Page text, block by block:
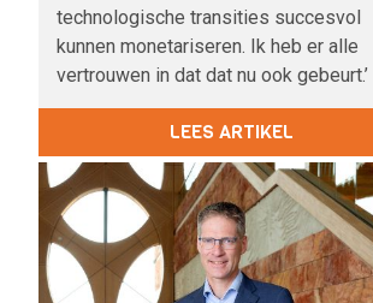
technologische transities succesvol
kunnen monetariseren. Ik heb er alle
vertrouwen in dat dat nu ook gebeurt.’
LEES ARTIKEL